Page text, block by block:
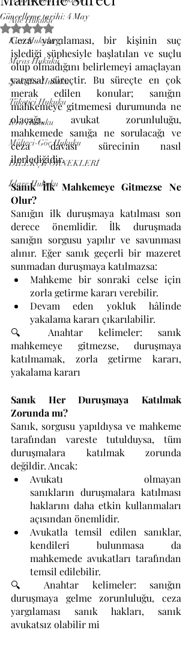
Aile Hukuku
Kira Hukuku
Miras Hukuku
Şirketler Hukuku
Tüketici Hukuku
İcra Hukuku
Mülteci-Göç Hukuku
DİLEKÇE ÖRNEKLERİ
İdare Hukuku
Güncelleme tarihi:4 May
5 üzerinden NaN yıldız
Ceza yargılaması, bir kişinin suç
işlediği şüphesiyle başlatılan ve suçlu
olup olmadığını belirlemeyi amaçlayan
yargısal süreçtir. Bu süreçte en çok
merak edilen konular; sanığın
mahkemeye gitmemesi durumunda ne
olacağı, avukat zorunluluğu,
mahkemede sanığa ne sorulacağı ve
ceza davası sürecinin nasıl
ilerlediğidir.
Sanık İlk Mahkemeye Gitmezse Ne
Olur?
Sanığın ilk duruşmaya katılması son
derece önemlidir. İlk duruşmada
sanığın sorgusu yapılır ve savunması
alınır. Eğer sanık geçerli bir mazeret
sunmadan duruşmaya katılmazsa:
Mahkeme bir sonraki celse için
zorla getirme kararı verebilir.
Devam eden yokluk hâlinde
yakalama kararı çıkarılabilir.
🔍 Anahtar kelimeler: sanık
mahkemeye gitmezse, duruşmaya
katılmamak, zorla getirme kararı,
yakalama kararı
Sanık Her Duruşmaya Katılmak
Zorunda mı?
Sanık, sorgusu yapıldıysa ve mahkeme
tarafından vareste tutulduysa, tüm
duruşmalara katılmak zorunda
değildir. Ancak:
Avukatı olmayan
sanıkların duruşmalara katılması
haklarını daha etkin kullanmaları
açısından önemlidir.
Avukatla temsil edilen sanıklar,
kendileri bulunmasa da
mahkemede avukatları tarafından
temsil edilebilir.
🔍 Anahtar kelimeler: sanığın
duruşmaya gelme zorunluluğu, ceza
yargılaması sanık hakları, sanık
avukatsız olabilir mi